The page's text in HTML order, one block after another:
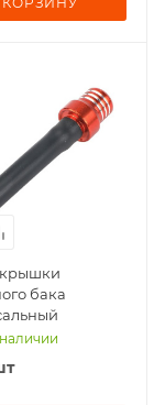
бака